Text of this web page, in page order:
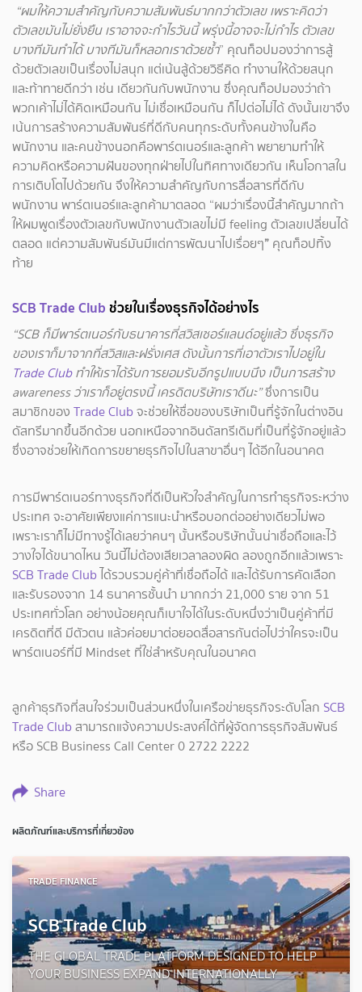
“ผมให้ความสำคัญกับความสัมพันธ์มากกว่าตัวเลข เพราะคิดว่า
ตัวเลขมันไม่ยั่งยืน เราอาจจะกำไรวันนี้ พรุ่งนี้อาจจะไม่กำไร ตัวเลข
บางทีมันทำได้ บางทีมันก็หลอกเราด้วยซ้ำ” คุณท็อปมองว่าการสู้
ด้วยตัวเลขเป็นเรื่องไม่สนุก แต่เน้นสู้ด้วยวิธีคิด ทำงานให้ด้วยสนุก
และท้าทายดีกว่า เช่น เดียวกันกับพนักงาน ซึ่งคุณท็อปมองว่าถ้า
พวกเค้าไม่ได้คิดเหมือนกัน ไม่เชื่อเหมือนกัน ก็ไปต่อไม่ได้ ดังนั้นเขาจึง
เน้นการสร้างความสัมพันธ์ที่ดีกับคนทุกระดับทั้งคนข้างในคือ
พนักงาน และคนข้างนอกคือพาร์ตเนอร์และลูกค้า พยายามทำให้
ความคิดหรือความฝันของทุกฝ่ายไปในทิศทางเดียวกัน เห็นโอกาสใน
การเติบโตไปด้วยกัน จึงให้ความสำคัญกับการสื่อสารที่ดีกับ
พนักงาน พาร์ตเนอร์และลูกค้ามาตลอด “ผมว่าเรื่องนี้สำคัญมากถ้า
ให้ผมพูดเรื่องตัวเลขกับพนักงานตัวเลขไม่มี feeling ตัวเลขเปลี่ยนได้
ตลอด แต่ความสัมพันธ์มันมีแต่การพัฒนาไปเรื่อยๆ” คุณท็อปทิ้ง
ท้าย
SCB Trade Clubช่วยในเรื่องธุรกิจได้อย่างไร
“SCB ก็มีพาร์ตเนอร์กับธนาคารที่สวิสเซอร์แลนด์อยู่แล้ว ซึ่งธุรกิจ
ของเราก็มาจากที่สวิสและฝรั่งเศส ดังนั้นการที่เอาตัวเราไปอยู่ใน
Trade Clubทำให้เราได้รับการยอมรับอีกรูปแบบนึง เป็นการสร้าง
awareness ว่าเราก็อยู่ตรงนี้ เครดิตบริษัทเราดีนะ”ซึ่งการเป็น
สมาชิกของ Trade Clubจะช่วยให้ชื่อของบริษัทเป็นที่รู้จักในต่างอิน
ดัสทรีมากขึ้นอีกด้วย นอกเหนือจากอินดัสทรีเดิมที่เป็นที่รู้จักอยู่แล้ว
ซึ่งอาจช่วยให้เกิดการขยายธุรกิจไปในสาขาอื่นๆ ได้อีกในอนาคต
การมีพาร์ตเนอร์ทางธุรกิจที่ดีเป็นหัวใจสำคัญในการทำธุรกิจระหว่าง
ประเทศ จะอาศัยเพียงแค่การแนะนำหรือบอกต่ออย่างเดียวไม่พอ
เพราะเราก็ไม่มีทางรู้ได้เลยว่าคนๆ นั้นหรือบริษัทนั้นน่าเชื่อถือและไว้
วางใจได้ขนาดไหน วันนี้ไม่ต้องเสียเวลาลองผิด ลองถูกอีกแล้วเพราะ
SCB Trade Club ได้รวบรวมคู่ค้าที่เชื่อถือได้ และได้รับการคัดเลือก
และรับรองจาก 14 ธนาคารชั้นนำ มากกว่า 21,000 ราย จาก 51
ประเทศทั่วโลก อย่างน้อยคุณก็เบาใจได้ในระดับหนึ่งว่าเป็นคู่ค้าที่มี
เครดิตที่ดี มีตัวตน แล้วค่อยมาต่อยอดสื่อสารกันต่อไปว่าใครจะเป็น
พาร์ตเนอร์ที่มี Mindset ที่ใช่สำหรับคุณในอนาคต
ลูกค้าธุรกิจที่สนใจร่วมเป็นส่วนหนึ่งในเครือข่ายธุรกิจระดับโลก SCB
Trade Clubสามารถแจ้งความประสงค์ได้ที่ผู้จัดการธุรกิจสัมพันธ์
หรือ SCB Business Call Center 0 2722 2222
Share
ผลิตภัณฑ์และบริการที่เกี่ยวข้อง
TRADE FINANCE
SCB Trade Club
THE GLOBAL TRADE PLATFORM DESIGNED TO HELP
YOUR BUSINESS EXPAND INTERNATIONALLY